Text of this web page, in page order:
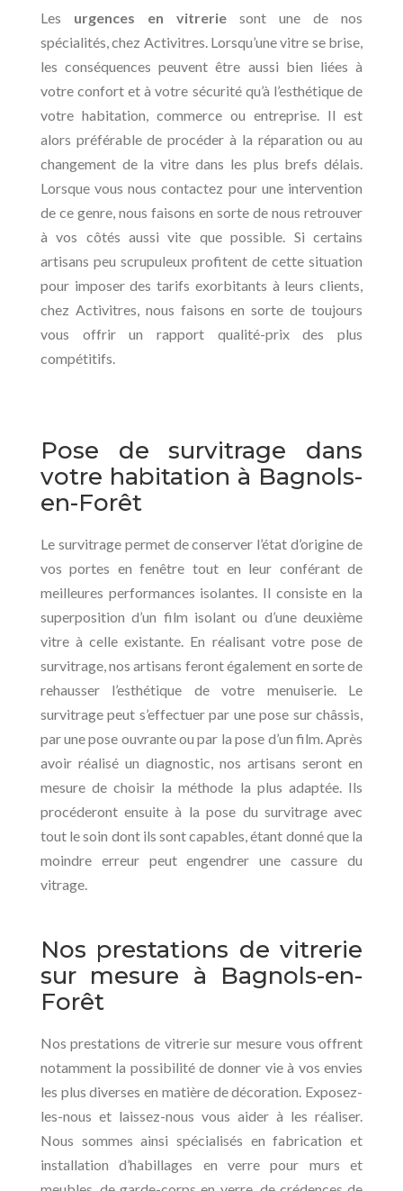
Les urgences en vitreriesont une de nos
spécialités, chez Activitres. Lorsqu’une vitre se brise,
les conséquences peuvent être aussi bien liées à
votre confort et à votre sécurité qu’à l’esthétique de
votre habitation, commerce ou entreprise. Il est
alors préférable de procéder à la réparation ou au
changement de la vitre dans les plus brefs délais.
Lorsque vous nous contactez pour une intervention
de ce genre, nous faisons en sorte de nous retrouver
à vos côtés aussi vite que possible. Si certains
artisans peu scrupuleux profitent de cette situation
pour imposer des tarifs exorbitants à leurs clients,
chez Activitres, nous faisons en sorte de toujours
vous offrir un rapport qualité-prix des plus
compétitifs.
Pose de survitrage dans
votre habitation à Bagnols-
en-Forêt
Le survitrage permet de conserver l’état d’origine de
vos portes en fenêtre tout en leur conférant de
meilleures performances isolantes. Il consiste en la
superposition d’un film isolant ou d’une deuxième
vitre à celle existante. En réalisant votre pose de
survitrage, nos artisans feront également en sorte de
rehausser l’esthétique de votre menuiserie. Le
survitrage peut s’effectuer par une pose sur châssis,
par une pose ouvrante ou par la pose d’un film. Après
avoir réalisé un diagnostic, nos artisans seront en
mesure de choisir la méthode la plus adaptée. Ils
procéderont ensuite à la pose du survitrage avec
tout le soin dont ils sont capables, étant donné que la
moindre erreur peut engendrer une cassure du
vitrage.
Nos prestations de vitrerie
sur mesure à Bagnols-en-
Forêt
Nos prestations de vitrerie sur mesure vous offrent
notamment la possibilité de donner vie à vos envies
les plus diverses en matière de décoration. Exposez-
les-nous et laissez-nous vous aider à les réaliser.
Nous sommes ainsi spécialisés en fabrication et
installation d’habillages en verre pour murs et